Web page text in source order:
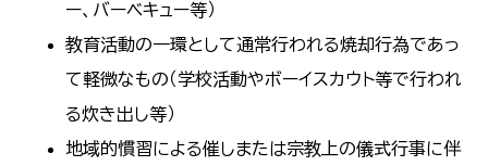
ー、バーベキュー等）
教育活動の一環として通常行われる焼却行為であっ
て軽微なもの（学校活動やボーイスカウト等で行われ
る炊き出し等）
地域的慣習による催しまたは宗教上の儀式行事に伴